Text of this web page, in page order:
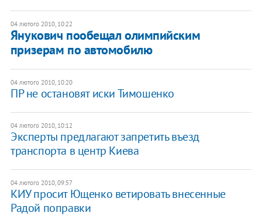
04 лютого 2010, 10:22
Янукович пообещал олимпийским
призерам по автомобилю
04 лютого 2010, 10:20
ПР не остановят иски Тимошенко
04 лютого 2010, 10:12
Эксперты предлагают запретить въезд
транспорта в центр Киева
04 лютого 2010, 09:57
КИУ просит Ющенко ветировать внесенные
Радой поправки